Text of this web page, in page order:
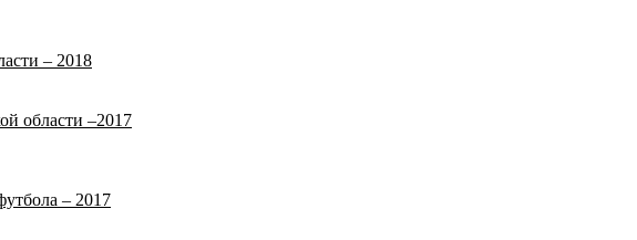
– 2018
области –2017
– 2017